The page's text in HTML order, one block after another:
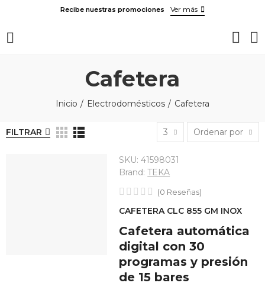
Recibe nuestras promociones Ver más
Cafetera
Inicio Electrodomésticos Cafetera
FILTRAR 3 Ordenar por
SKU:41598031
Brand:TEKA
(0 Reseñas)
CAFETERA CLC 855 GM INOX
Cafetera automática
digital con 30
programas y presión
de 15 bares